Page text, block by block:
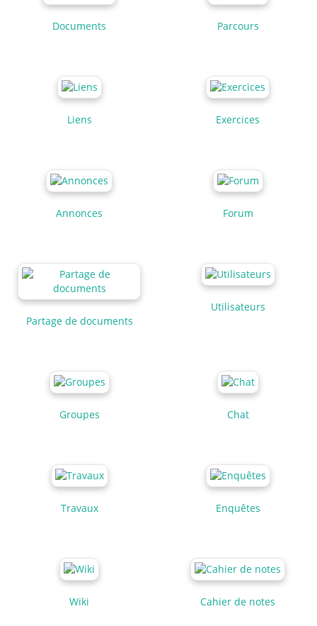
Documents Parcours
Liens Exercices
Annonces Forum
Partage de documents
Utilisateurs
Groupes Chat
Travaux Enquêtes
Wiki Cahier de notes